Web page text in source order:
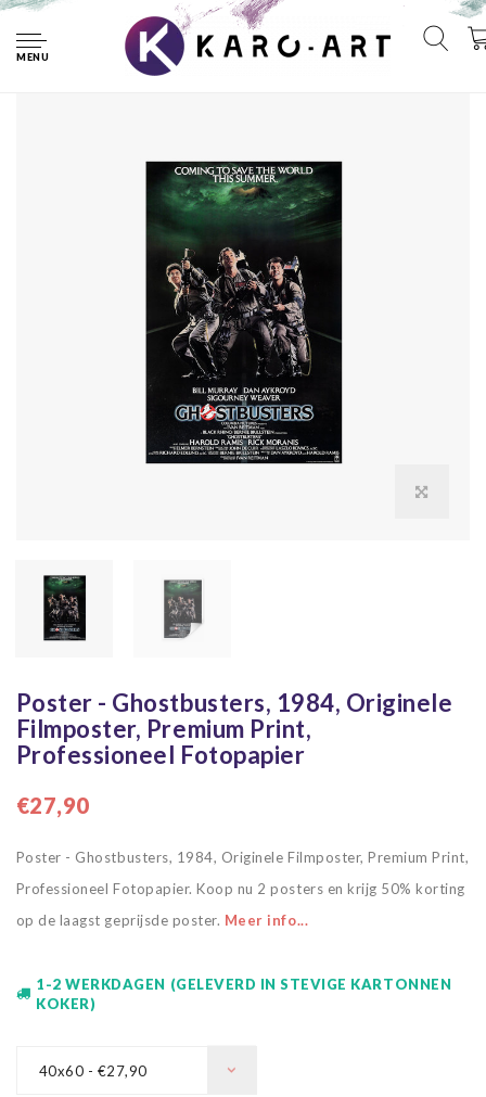
MENU
Poster - Ghostbusters, 1984, Originele Filmposter, Premium
Print, Professioneel Fotopapier
Poster - Ghostbusters, 1984, Originele
Filmposter, Premium Print,
Professioneel Fotopapier
€27,90
Poster - Ghostbusters, 1984, Originele Filmposter, Premium Print,
Professioneel Fotopapier. Koop nu 2 posters en krijg 50% korting
op de laagst geprijsde poster. Meer info...
1-2 WERKDAGEN (GELEVERD IN STEVIGE KARTONNEN
KOKER)
40x60 - €27,90